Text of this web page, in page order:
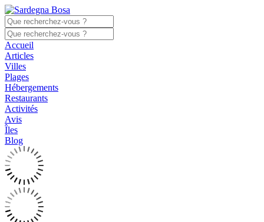
Accueil
Articles
Villes
Plages
Hébergements
Restaurants
Activités
Avis
Îles
Blog